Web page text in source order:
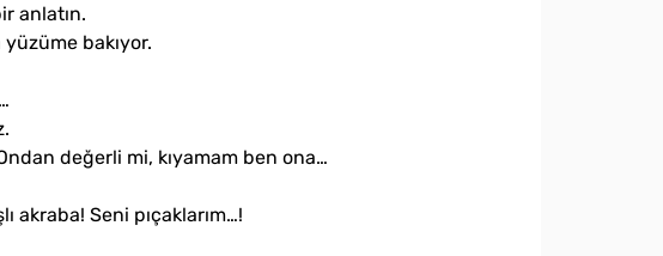
anlatın.
bakıyor.
değerli mi, kıyamam ben ona…
Seni pıçaklarım…!